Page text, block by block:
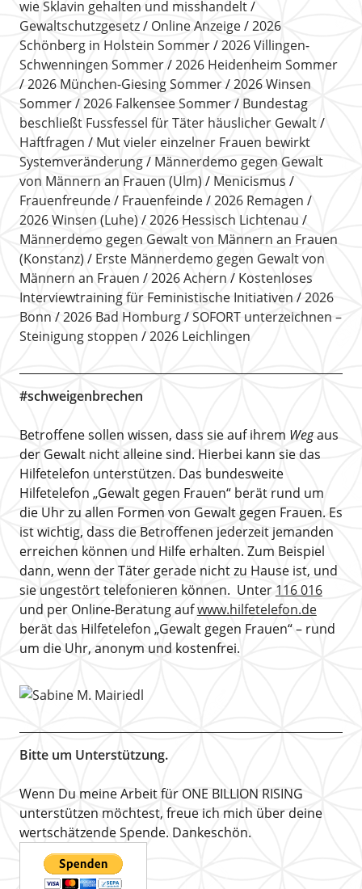
wie Sklavin gehalten und misshandelt
Gewaltschutzgesetz
Online Anzeige
2026
Schönberg in Holstein Sommer
2026 Villingen-
Schwenningen Sommer
2026 Heidenheim Sommer
2026 München-Giesing Sommer
2026 Winsen
Sommer
2026 Falkensee Sommer
Bundestag
beschließt Fussfessel für Täter häuslicher Gewalt
Haftfragen
Mut vieler einzelner Frauen bewirkt
Systemveränderung
Männerdemo gegen Gewalt
von Männern an Frauen (Ulm)
Menicismus
Frauenfreunde
Frauenfeinde
2026 Remagen
2026 Winsen (Luhe)
2026 Hessisch Lichtenau
Männerdemo gegen Gewalt von Männern an Frauen
(Konstanz)
Erste Männerdemo gegen Gewalt von
Männern an Frauen
2026 Achern
Kostenloses
Interviewtraining für Feministische Initiativen
2026
Bonn
2026 Bad Homburg
SOFORT unterzeichnen –
Steinigung stoppen
2026 Leichlingen
#schweigenbrechen
Betroffene sollen wissen, dass sie auf ihrem Wegaus
der Gewalt nicht alleine sind. Hierbei kann sie das
Hilfetelefon unterstützen. Das bundesweite
Hilfetelefon „Gewalt gegen Frauen“ berät rund um
die Uhr zu allen Formen von Gewalt gegen Frauen. Es
ist wichtig, dass die Betroffenen jederzeit jemanden
erreichen können und Hilfe erhalten. Zum Beispiel
dann, wenn der Täter gerade nicht zu Hause ist, und
sie ungestört telefonieren können. Unter 116 016
und per Online-Beratung aufwww.hilfetelefon.de
berät das Hilfetelefon „Gewalt gegen Frauen“ – rund
um die Uhr, anonym und kostenfrei.
Bitte um Unterstützung.
Wenn Du meine Arbeit für ONE BILLION RISING
unterstützen möchtest, freue ich mich über deine
wertschätzende Spende. Dankeschön.